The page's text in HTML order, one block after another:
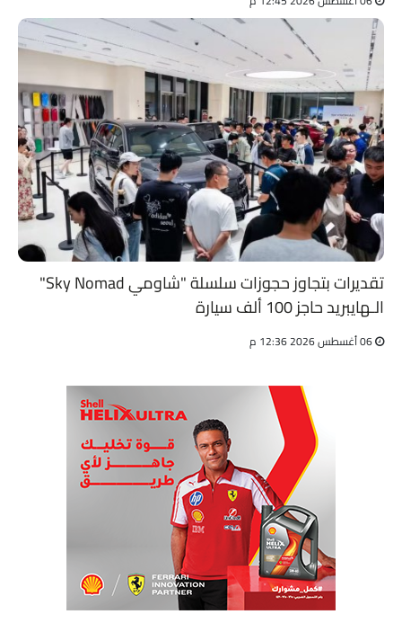
تقديرات بتجاوز حجوزات سلسلة "شاومي Sky Nomad"
الـهايبريد حاجز 100 ألف سيارة